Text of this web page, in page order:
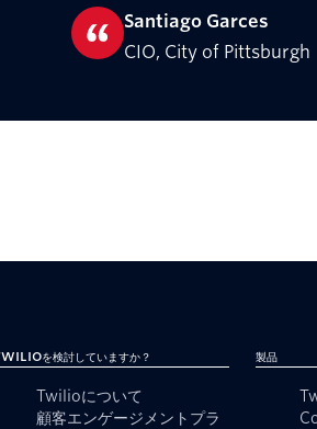
Santiago Garces
CIO, City of Pittsburgh
を検討していますか？
Twilioについて
顧客エンゲージメントプラ
製品